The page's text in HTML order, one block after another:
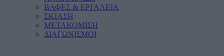
ΒΑΦΕΣ & ΕΡΓΑΛΕΙΑ
ΣΚΙΑΣΗ
ΜΕΤΑΚΟΜΙΣΗ
ΔΙΑΓΩΝΙΣΜΟΙ